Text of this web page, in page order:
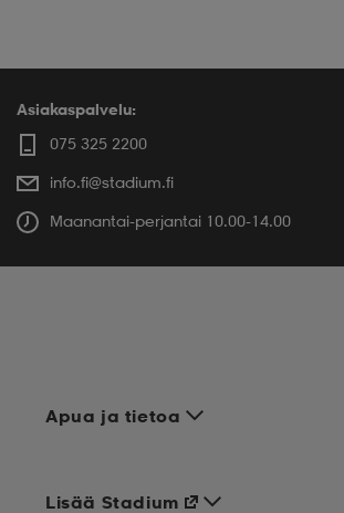
Asiakaspalvelu:
075 325 2200
info.fi@stadium.fi
Maanantai-perjantai 10.00-14.00
Apua ja tietoa
Lisää Stadium